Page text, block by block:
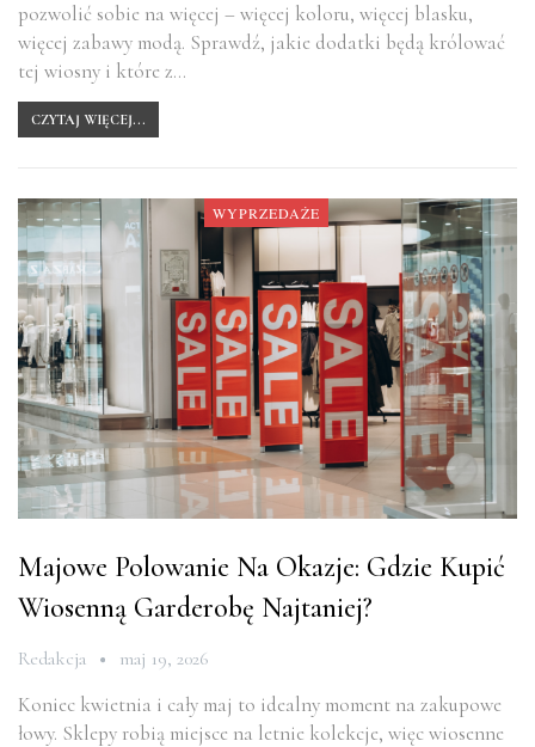
pozwolić sobie na więcej – więcej koloru, więcej blasku,
więcej zabawy modą. Sprawdź, jakie dodatki będą królować
tej wiosny i które z…
CZYTAJ WIĘCEJ...
WYPRZEDAŻE
Majowe Polowanie Na Okazje: Gdzie Kupić
Wiosenną Garderobę Najtaniej?
Redakcja maj 19, 2026
Koniec kwietnia i cały maj to idealny moment na zakupowe
łowy. Sklepy robią miejsce na letnie kolekcje, więc wiosenne